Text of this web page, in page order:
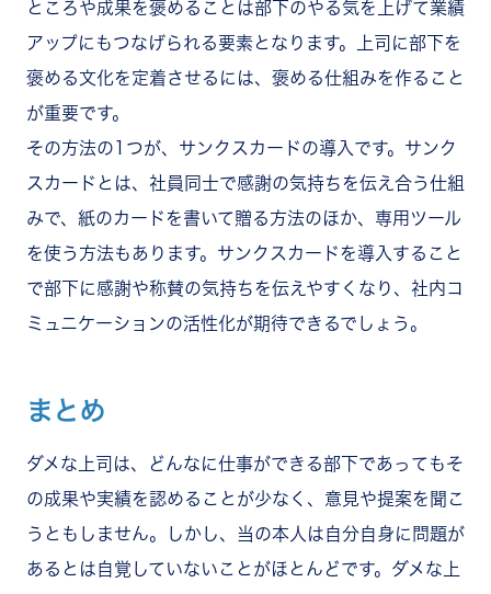
ところや成果を褒めることは部下のやる気を上げて業績
アップにもつなげられる要素となります。上司に部下を
褒める文化を定着させるには、褒める仕組みを作ること
が重要です。
その方法の1つが、サンクスカードの導入です。サンク
スカードとは、社員同士で感謝の気持ちを伝え合う仕組
みで、紙のカードを書いて贈る方法のほか、専用ツール
を使う方法もあります。サンクスカードを導入すること
で部下に感謝や称賛の気持ちを伝えやすくなり、社内コ
ミュニケーションの活性化が期待できるでしょう。
まとめ
ダメな上司は、どんなに仕事ができる部下であってもそ
の成果や実績を認めることが少なく、意見や提案を聞こ
うともしません。しかし、当の本人は自分自身に問題が
あるとは自覚していないことがほとんどです。ダメな上